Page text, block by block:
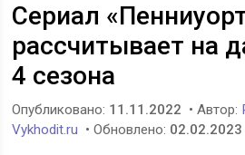
Сериал
рассчитывает на
4 сезона
Опубликовано: 11.11.2022 • Автор:
Vykhodit.ru • Обновлено: 02.02.2023